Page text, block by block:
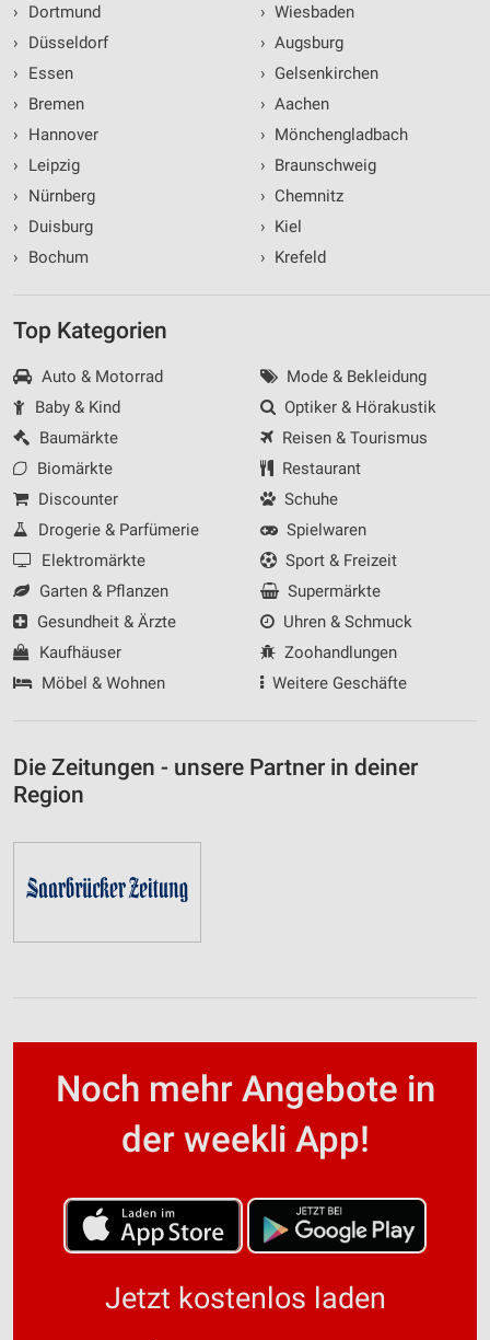
›
Dortmund
›
Düsseldorf
›
Essen
›
Bremen
›
Hannover
›
Leipzig
›
Nürnberg
›
Duisburg
›
Bochum
› Wiesbaden
› Augsburg
› Gelsenkirchen
› Aachen
› Mönchengladbach
› Braunschweig
› Chemnitz
› Kiel
› Krefeld
Top Kategorien
Auto & Motorrad
Baby & Kind
Baumärkte
Biomärkte
Discounter
Drogerie & Parfümerie
Elektromärkte
Garten & Pflanzen
Gesundheit & Ärzte
Kaufhäuser
Möbel & Wohnen
Mode & Bekleidung
Optiker & Hörakustik
Reisen & Tourismus
Restaurant
Schuhe
Spielwaren
Sport & Freizeit
Supermärkte
Uhren & Schmuck
Zoohandlungen
Weitere Geschäfte
Die Zeitungen - unsere Partner in deiner
Region
Noch mehr Angebote in
der weekli App!
Jetzt kostenlos laden